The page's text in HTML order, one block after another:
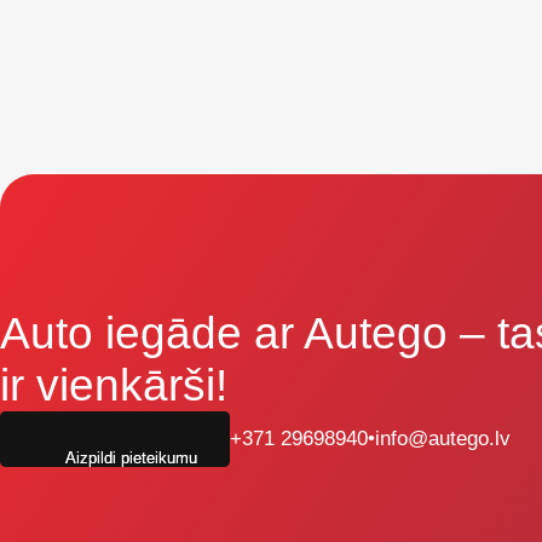
Auto iegāde ar Autego –
ir vienkārši!
+371 29698940•info@autego.lv